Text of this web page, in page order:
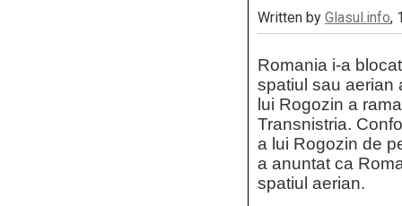
Written by Glasul.info,
Romania i-a
spatiul sau aerian
lui Rogozin a
Transnistria.
a lui Rogozin de
a anuntat ca
spatiul aerian.